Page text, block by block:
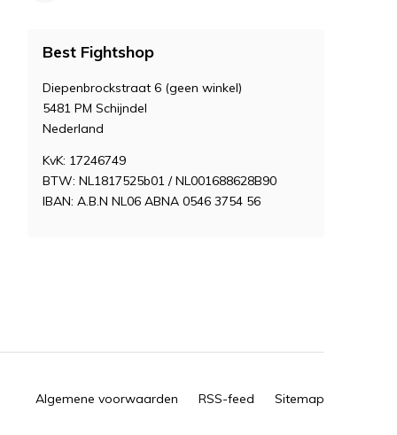
Best Fightshop
Diepenbrockstraat 6 (geen winkel)
5481 PM Schijndel
Nederland
KvK: 17246749
BTW: NL1817525b01 / NL001688628B90
IBAN: A.B.N NL06 ABNA 0546 3754 56
Algemene voorwaarden RSS-feed Sitemap